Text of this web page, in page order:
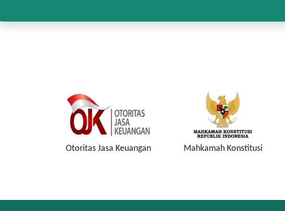
Otoritas Jasa Keuangan Mahkamah Konstitusi